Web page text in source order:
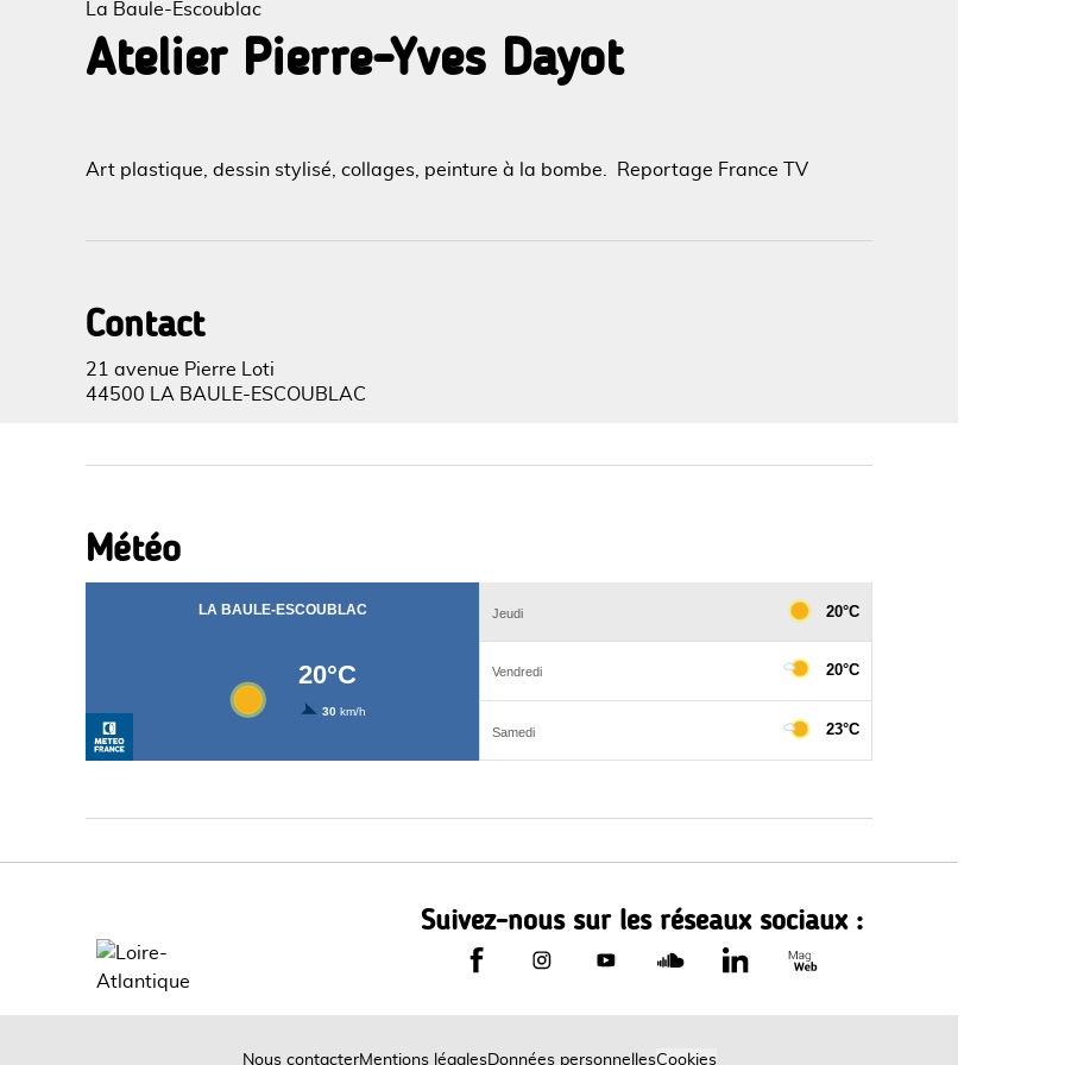
La Baule-Escoublac
Atelier Pierre-Yves Dayot
Art plastique, dessin stylisé, collages, peinture à la bombe. Reportage France TV
Contact
21 avenue Pierre Loti
44500 LA BAULE-ESCOUBLAC
Météo
Suivez-nous sur les réseaux sociaux :
Nous contacterMentions légalesDonnées personnellesCookies